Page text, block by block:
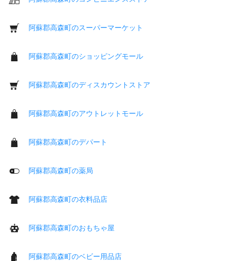
阿蘇郡高森町のスーパーマーケット
阿蘇郡高森町のショッピングモール
阿蘇郡高森町のディスカウントストア
阿蘇郡高森町のアウトレットモール
阿蘇郡高森町のデパート
阿蘇郡高森町の薬局
阿蘇郡高森町の衣料品店
阿蘇郡高森町のおもちゃ屋
阿蘇郡高森町のベビー用品店